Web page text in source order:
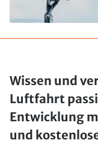
Wissen und
Luftfahrt
Entwicklung
und